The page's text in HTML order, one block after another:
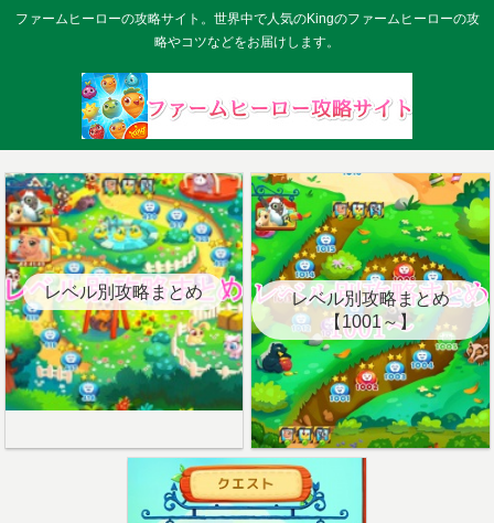
ファームヒーローの攻略サイト。世界中で人気のKingのファームヒーローの攻
略やコツなどをお届けします。
レベル別攻略まとめ
レベル別攻略まとめ
【1001～】